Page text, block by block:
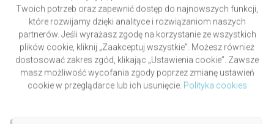
Twoich potrzeb oraz zapewnić dostęp do najnowszych funkcji,
które rozwijamy dzięki analityce i rozwiązaniom naszych
partnerów. Jeśli wyrażasz zgodę na korzystanie ze wszystkich
plików cookie, kliknij „Zaakceptuj wszystkie”. Możesz również
dostosować zakres zgód, klikając „Ustawienia cookie”. Zawsze
masz możliwość wycofania zgody poprzez zmianę ustawień
cookie w przeglądarce lub ich usunięcie. Polityka cookies